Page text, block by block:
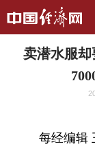
卖潜水服
每经编辑